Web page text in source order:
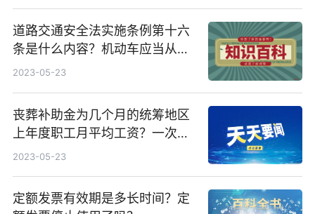
道路交通安全法实施条例第十六
条是什么内容？机动车应当从注
册登记之日起按照哪些期限进行
2023-05-23
丧葬补助金为几个月的统筹地区
上年度职工月平均工资？一次性
工亡补助金标准是什么？
2023-05-23
定额发票有效期是多长时间？定